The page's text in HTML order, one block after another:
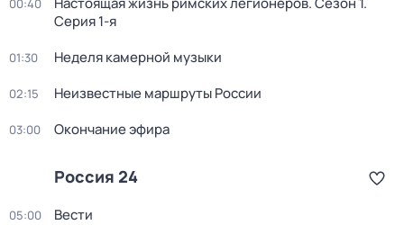
00:40
Серия 1-я
01:30 Неделя камерной музыки
02:15 Неизвестные маршруты России
03:00 Окончание эфира
Россия 24
05:00 Вести